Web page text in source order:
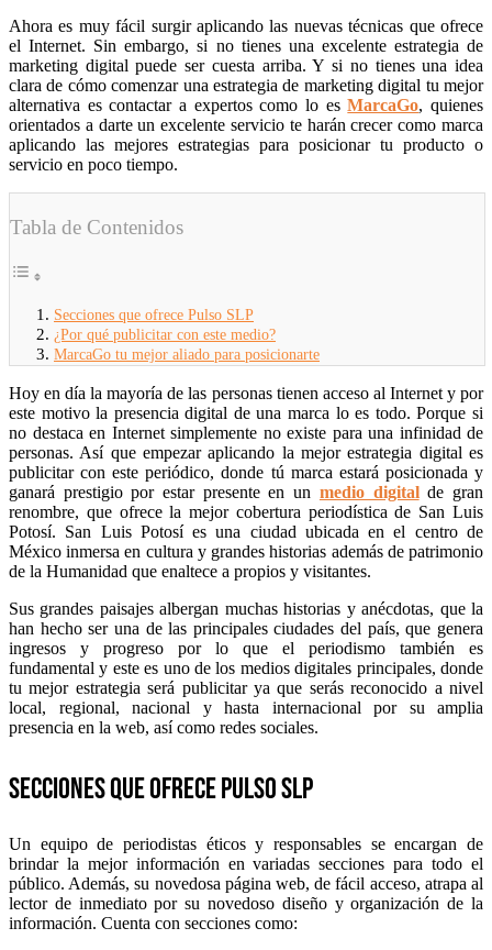
Ahora es muy fácil surgir aplicando las nuevas técnicas que ofrece
el Internet. Sin embargo, si no tienes una excelente estrategia de
marketing digital puede ser cuesta arriba. Y si no tienes una idea
clara de cómo comenzar una estrategia de marketing digital tu mejor
alternativa es contactar a expertos como lo esMarcaGo, quienes
orientados a darte un excelente servicio te harán crecer como marca
aplicando las mejores estrategias para posicionar tu producto o
servicio en poco tiempo.
Tabla de Contenidos
Secciones que ofrece Pulso SLP
¿Por qué publicitar con este medio?
MarcaGo tu mejor aliado para posicionarte
Hoy en día la mayoría de las personas tienen acceso al Internet y por
este motivo la presencia digital de una marca lo es todo. Porque si
no destaca en Internet simplemente no existe para una infinidad de
personas. Así que empezar aplicando la mejor estrategia digital es
publicitar con este periódico, donde tú marca estará posicionada y
ganará prestigio por estar presente en un medio digitalde gran
renombre, que ofrece la mejor cobertura periodística de San Luis
Potosí. San Luis Potosí es una ciudad ubicada en el centro de
México inmersa en cultura y grandes historias además de patrimonio
de la Humanidad que enaltece a propios y visitantes.
Sus grandes paisajes albergan muchas historias y anécdotas, que la
han hecho ser una de las principales ciudades del país, que genera
ingresos y progreso por lo que el periodismo también es
fundamental y este es uno de los medios digitales principales, donde
tu mejor estrategia será publicitar ya que serás reconocido a nivel
local, regional, nacional y hasta internacional por su amplia
presencia en la web, así como redes sociales.
Secciones que ofrece Pulso SLP
Un equipo de periodistas éticos y responsables se encargan de
brindar la mejor información en variadas secciones para todo el
público. Además, su novedosa página web, de fácil acceso, atrapa al
lector de inmediato por su novedoso diseño y organización de la
información. Cuenta con secciones como: